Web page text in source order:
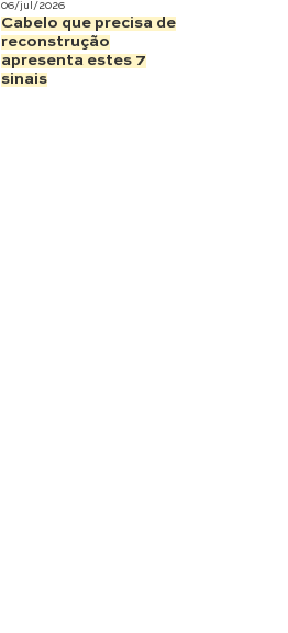
06/jul/2026
Cabelo que precisa de
reconstrução
apresenta estes 7
sinais